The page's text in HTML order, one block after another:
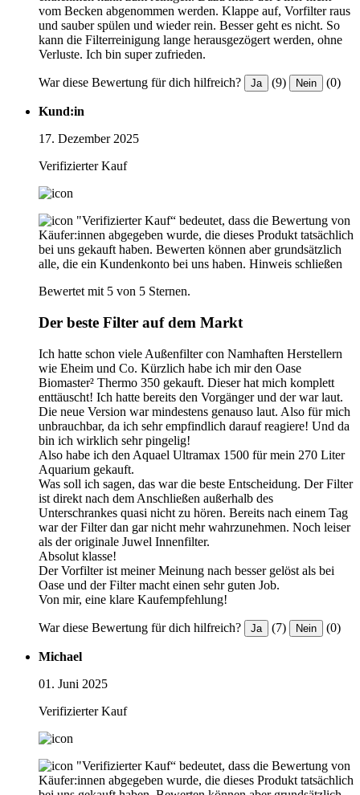
vom Becken abgenommen werden. Klappe auf, Vorfilter raus
und sauber spülen und wieder rein. Besser geht es nicht. So
kann die Filterreinigung lange herausgezögert werden, ohne
Verluste. Ich bin super zufrieden.
War diese Bewertung für dich hilfreich? Ja (9) Nein (0)
Kund:in
17. Dezember 2025
Verifizierter Kauf
"Verifizierter Kauf“ bedeutet, dass die Bewertung von
Käufer:innen abgegeben wurde, die dieses Produkt tatsächlich
bei uns gekauft haben. Bewerten können aber grundsätzlich
alle, die ein Kundenkonto bei uns haben. Hinweis schließen
Bewertet mit 5 von 5 Sternen.
Der beste Filter auf dem Markt
Ich hatte schon viele Außenfilter con Namhaften Herstellern
wie Eheim und Co. Kürzlich habe ich mir den Oase
Biomaster² Thermo 350 gekauft. Dieser hat mich komplett
enttäuscht! Ich hatte bereits den Vorgänger und der war laut.
Die neue Version war mindestens genauso laut. Also für mich
unbrauchbar, da ich sehr empfindlich darauf reagiere! Und da
bin ich wirklich sehr pingelig!
Also habe ich den Aquael Ultramax 1500 für mein 270 Liter
Aquarium gekauft.
Was soll ich sagen, das war die beste Entscheidung. Der Filter
ist direkt nach dem Anschließen außerhalb des
Unterschrankes quasi nicht zu hören. Bereits nach einem Tag
war der Filter dan gar nicht mehr wahrzunehmen. Noch leiser
als der originale Juwel Innenfilter.
Absolut klasse!
Der Vorfilter ist meiner Meinung nach besser gelöst als bei
Oase und der Filter macht einen sehr guten Job.
Von mir, eine klare Kaufempfehlung!
War diese Bewertung für dich hilfreich? Ja (7) Nein (0)
Michael
01. Juni 2025
Verifizierter Kauf
"Verifizierter Kauf“ bedeutet, dass die Bewertung von
Käufer:innen abgegeben wurde, die dieses Produkt tatsächlich